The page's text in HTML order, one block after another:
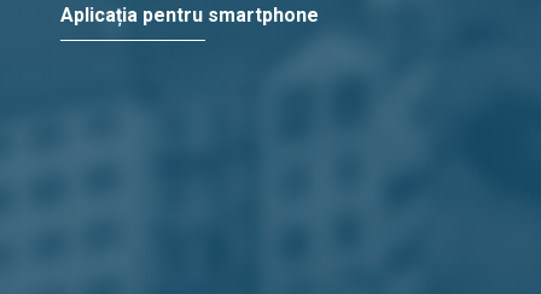
Aplicația pentru smartphone